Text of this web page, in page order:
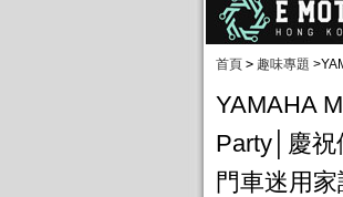
首頁 > 趣味專題 >
YAMAHA
Party│慶
門車迷用